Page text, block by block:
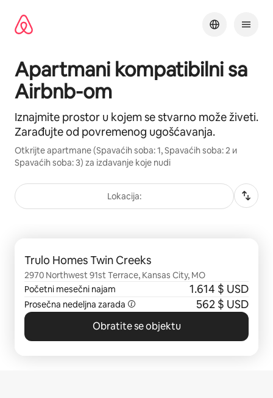
sadržaj
Apartmani kompatibilni sa
Airbnb-om
Iznajmite prostor u kojem se stvarno može živeti.
Zarađujte od povremenog ugošćavanja.
Otkrijte apartmane (Spavaćih soba: 1, Spavaćih soba: 2 и
Spavaćih soba: 3) za izdavanje koje nudi
Lokacija:
Trulo Homes Twin Creeks
2970 Northwest 91st Terrace, Kansas City, MO
Početni mesečni najam
1.614 $ USD
Prosečna nedeljna zarada 562 $ USD
Obratite se objektu